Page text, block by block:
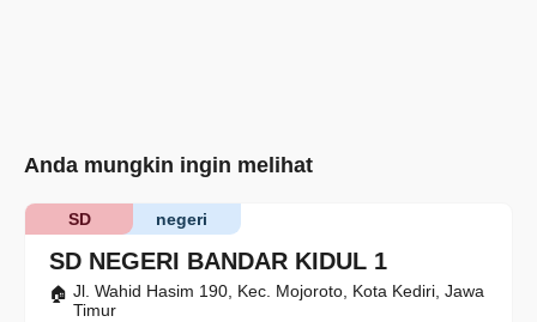
Anda mungkin ingin melihat
SD NEGERI BANDAR KIDUL 1
negeri
SD
Jl. Wahid Hasim 190, Kec. Mojoroto, Kota Kediri, Jawa
Timur